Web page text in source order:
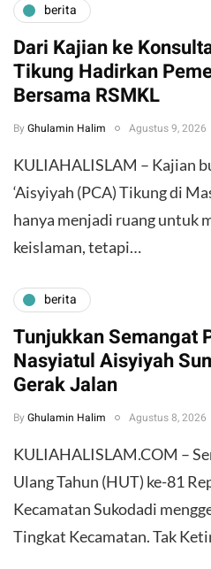
berita
Dari Kajian ke
Tikung Hadirkan
Bersama RSMKL
By Ghulamin Halim Agustus 9, 2026
KULIAHALISLAM – Kajian
‘Aisyiyah (PCA) Tikung di
hanya menjadi ruang untuk
keislaman, tetapi…
berita
Tunjukkan Semangat
Nasyiatul Aisyiyah
Gerak Jalan
By Ghulamin Halim Agustus 8, 2026
KULIAHALISLAM.COM –
Ulang Tahun (HUT) ke-81
Kecamatan Sukodadi
Tingkat Kecamatan. Tak